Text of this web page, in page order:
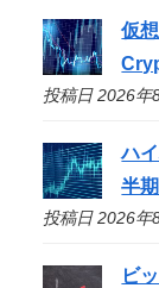
仮
投稿日 2026年
ハ
半
投稿日 2026年
ビ